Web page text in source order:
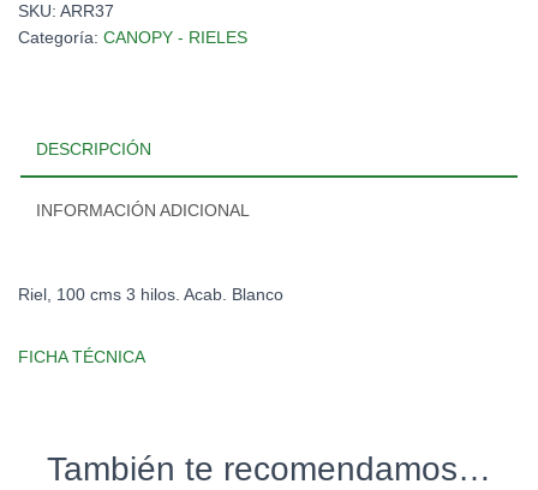
cantidad
SKU: ARR37
Categoría: CANOPY - RIELES
DESCRIPCIÓN
INFORMACIÓN ADICIONAL
Riel, 100 cms 3 hilos. Acab. Blanco
FICHA TÉCNICA
También te recomendamos…